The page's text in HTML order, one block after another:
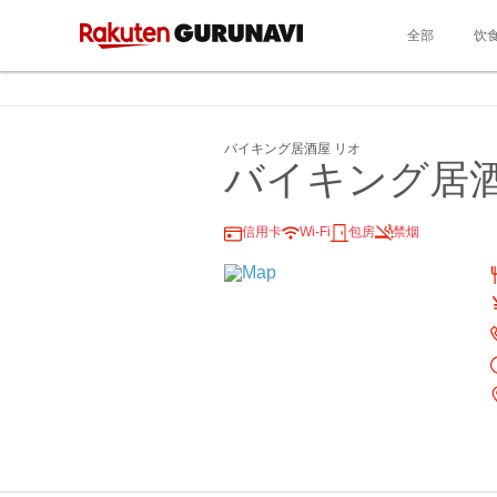
全部 饮
バイキング居酒屋 リオ
バイキング居
信用卡 Wi-Fi 包房 禁烟